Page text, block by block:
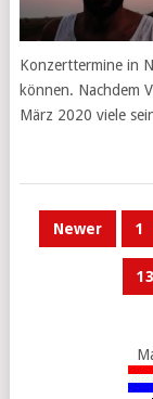
Konzerttermine in
können. Nachdem
März 2020 viele
POSTS
Newer 1